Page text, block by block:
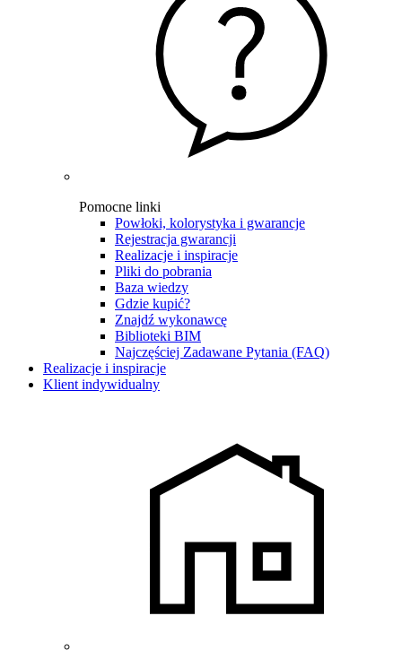
Pomocne linki
Powłoki, kolorystyka i gwarancje
Rejestracja gwarancji
Realizacje i inspiracje
Pliki do pobrania
Baza wiedzy
Gdzie kupić?
Znajdź wykonawcę
Biblioteki BIM
Najczęściej Zadawane Pytania (FAQ)
Realizacje i inspiracje
Klient indywidualny